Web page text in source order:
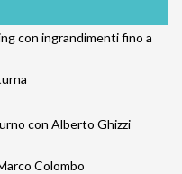
con ingrandimenti fino a
con Alberto Ghizzi
Colombo